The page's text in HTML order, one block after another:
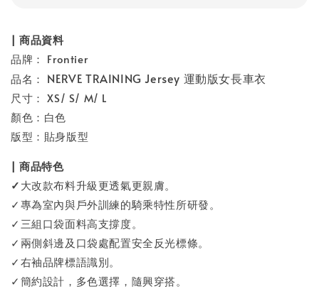
| 商品資料
品牌： Frontier
品名： NERVE TRAINING Jersey 運動版女長車衣
尺寸： XS/ S/ M/ L
顏色：白色
版型：貼身版型
| 商品特色
✓大改款布料升級更透氣更親膚。
✓專為室內與戶外訓練的騎乘特性所研發。
✓三組口袋面料高支撐度。
✓兩側斜邊及口袋處配置安全反光標條。
✓右袖品牌標語識別。
✓簡約設計，多色選擇，隨興穿搭。